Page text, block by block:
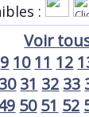
:
Voir
9 10 11 12
30 31 32 33
50 51 52